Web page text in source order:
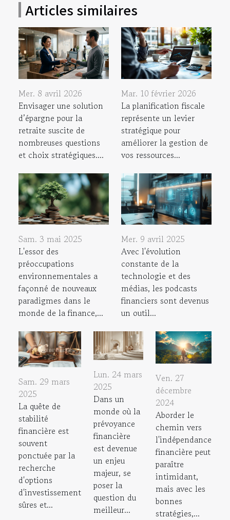
Articles similaires
Mer. 8 avril 2026
Envisager une solution
d’épargne pour la
retraite suscite de
nombreuses questions
et choix stratégiques....
Mar. 10 février 2026
La planification fiscale
représente un levier
stratégique pour
améliorer la gestion de
vos ressources...
Sam. 3 mai 2025
L'essor des
préoccupations
environnementales a
façonné de nouveaux
paradigmes dans le
monde de la finance,...
Mer. 9 avril 2025
Avec l'évolution
constante de la
technologie et des
médias, les podcasts
financiers sont devenus
un outil...
Sam. 29 mars
2025
La quête de
stabilité
financière est
souvent
ponctuée par la
recherche
d'options
d'investissement
sûres et...
Lun. 24 mars
2025
Dans un
monde où la
prévoyance
financière
est devenue
un enjeu
majeur, se
poser la
question du
meilleur...
Ven. 27
décembre
2024
Aborder le
chemin vers
l'indépendance
financière peut
paraître
intimidant,
mais avec les
bonnes
stratégies,...